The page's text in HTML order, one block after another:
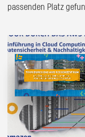
passenden Platz